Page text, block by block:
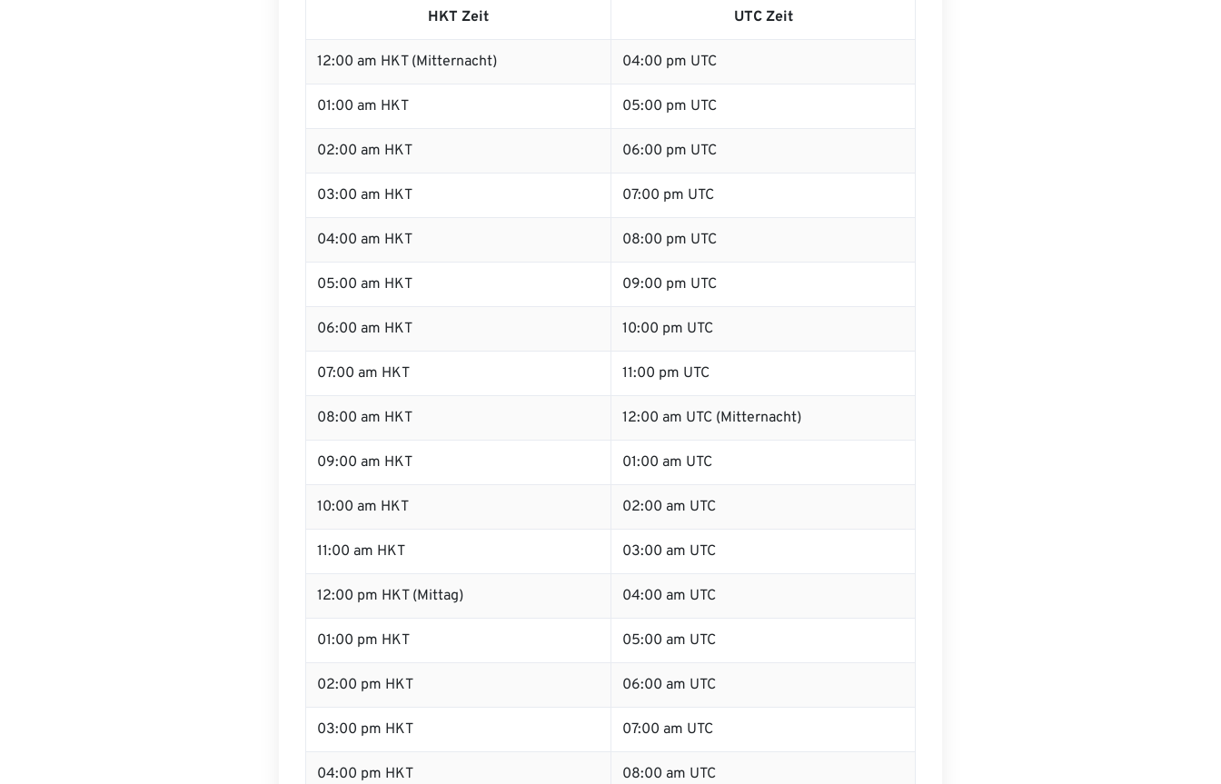
HKT Zeit UTC Zeit
12:00 am HKT (Mitternacht) 04:00 pm UTC
01:00 am HKT 05:00 pm UTC
02:00 am HKT 06:00 pm UTC
03:00 am HKT 07:00 pm UTC
04:00 am HKT 08:00 pm UTC
05:00 am HKT 09:00 pm UTC
06:00 am HKT 10:00 pm UTC
07:00 am HKT 11:00 pm UTC
08:00 am HKT 12:00 am UTC (Mitternacht)
09:00 am HKT 01:00 am UTC
10:00 am HKT 02:00 am UTC
11:00 am HKT 03:00 am UTC
12:00 pm HKT (Mittag) 04:00 am UTC
01:00 pm HKT 05:00 am UTC
02:00 pm HKT 06:00 am UTC
03:00 pm HKT 07:00 am UTC
04:00 pm HKT 08:00 am UTC